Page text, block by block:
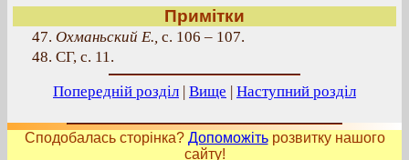
Примітки
47. Охманьский Е., с. 106 – 107.
48. СГ, с. 11.
Попередній розділ | Вище | Наступний розділ
Сподобалась сторінка? Допоможітьрозвитку нашого
сайту!